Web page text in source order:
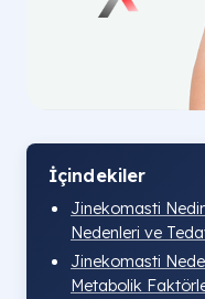
İçindekiler
Jinekomasti
Nedenleri ve
Jinekomasti
Metabolik